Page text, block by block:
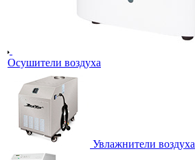
Осушители воздуха
Увлажнители воздуха